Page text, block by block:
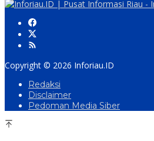
Copyright © 2026 Inforiau.ID
Redaksi
Disclaimer
Pedoman Media Siber